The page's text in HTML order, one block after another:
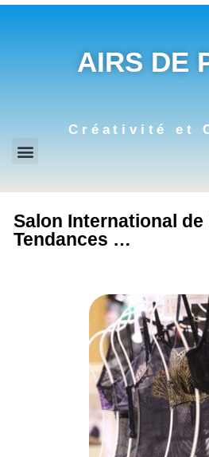
AIRS DE
Créativité et
Salon International
Tendances …